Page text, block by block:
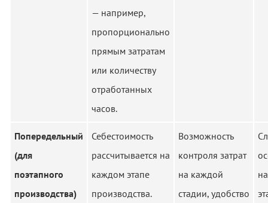
— например,
пропорционально
прямым затратам
или количеству
отработанных
часов.
Попередельный
(для
поэтапного
производства)
Себестоимость
рассчитывается на
каждом этапе
производства.
Возможность
контроля затрат
на каждой
стадии, удобство